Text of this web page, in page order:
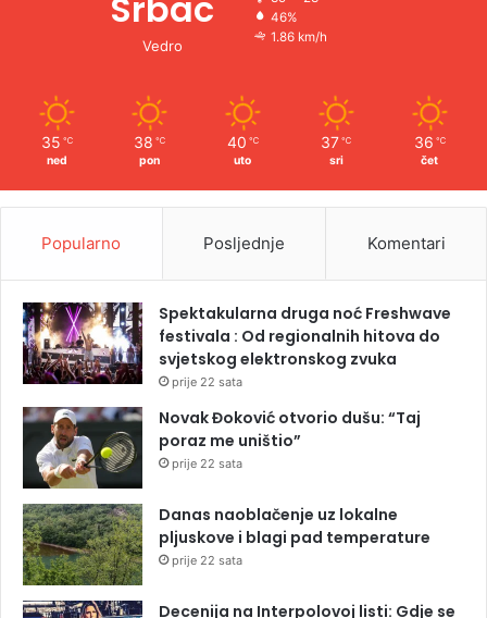
Vedro
46%
1.86 km/h
35 ℃
ned
38 ℃
pon
40 ℃
uto
37 ℃
sri
36 ℃
čet
Popularno Posljednje Komentari
Spektakularna druga noć Freshwave
festivala : Od regionalnih hitova do
svjetskog elektronskog zvuka
prije 22 sata
Novak Đoković otvorio dušu: “Taj
poraz me uništio”
prije 22 sata
Danas naoblačenje uz lokalne
pljuskove i blagi pad temperature
prije 22 sata
Decenija na Interpolovoj listi: Gdje se